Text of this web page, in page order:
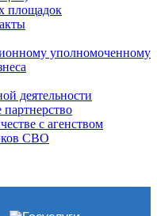
площадок
уполномоченному
деятельности
с агенством
СВО